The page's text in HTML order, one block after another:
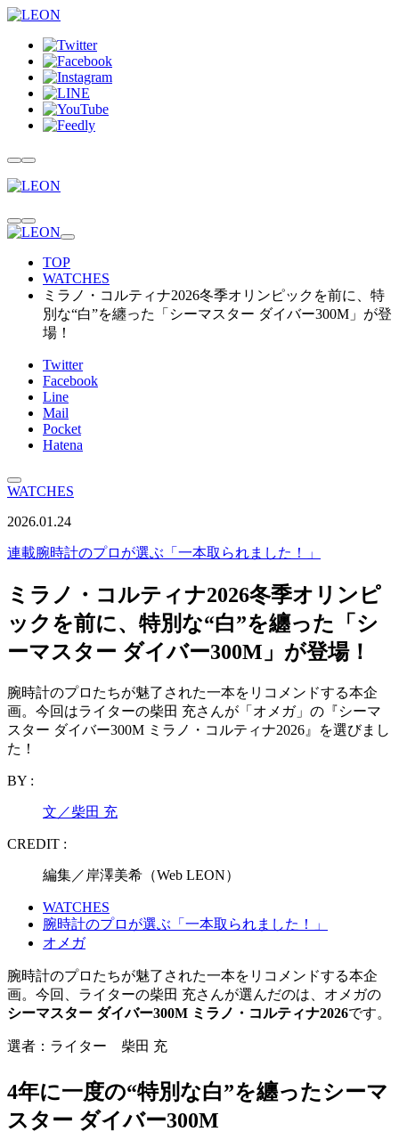
TOP
WATCHES
ミラノ・コルティナ2026冬季オリンピックを前に、特
別な“白”を纏った「シーマスター ダイバー300M」が登
場！
Twitter
Facebook
Line
Mail
Pocket
Hatena
WATCHES
2026.01.24
連載腕時計のプロが選ぶ「一本取られました！」
ミラノ・コルティナ2026冬季オリンピ
ックを前に、特別な“白”を纏った「シ
ーマスター ダイバー300M」が登場！
腕時計のプロたちが魅了された一本をリコメンドする本企
画。今回はライターの柴田 充さんが「オメガ」の『シーマ
スター ダイバー300M ミラノ・コルティナ2026』を選びまし
た！
BY :
文／柴田 充
CREDIT :
編集／岸澤美希（Web LEON）
WATCHES
腕時計のプロが選ぶ「一本取られました！」
オメガ
腕時計のプロたちが魅了された一本をリコメンドする本企
画。今回、ライターの柴田 充さんが選んだのは、オメガの
シーマスター ダイバー300M ミラノ・コルティナ2026です。
選者：ライター 柴田 充
4年に一度の“特別な白”を纏ったシーマ
スター ダイバー300M